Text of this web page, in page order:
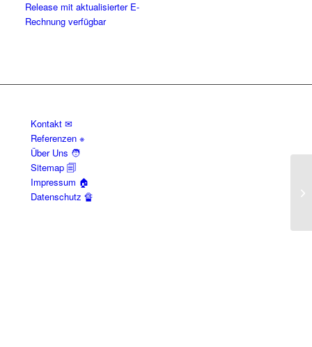
Release mit aktualisierter E-
Rechnung verfügbar
Kontakt ✉
Referenzen ※
Über Uns 🧑
Sitemap 🗐
Impressum 🏠
Datenschutz 🔏